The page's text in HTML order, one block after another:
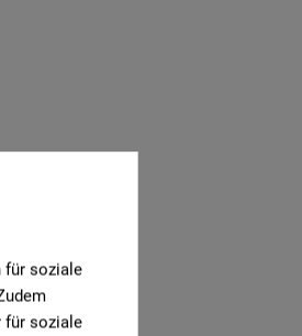
für soziale
für soziale